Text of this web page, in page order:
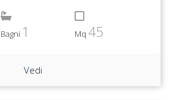
Bagni 1 Mq 45
Vedi